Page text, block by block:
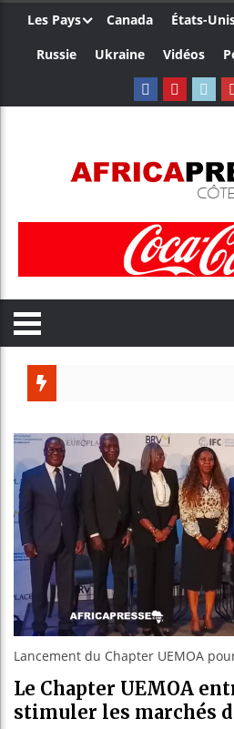
Les Pays Canada États-
Russie
Ukraine Vidéos
Lancement du Chapter UEMOA
Le Chapter UEMOA
stimuler les marchés